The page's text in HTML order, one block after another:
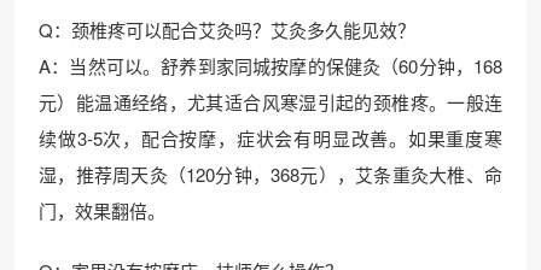
Q：颈椎疼可以配合艾灸吗？艾灸多久能见效？
A：当然可以。舒养到家同城按摩的保健灸（60分钟，168
元）能温通经络，尤其适合风寒湿引起的颈椎疼。一般连
续做3-5次，配合按摩，症状会有明显改善。如果重度寒
湿，推荐周天灸（120分钟，368元），艾条重灸大椎、命
门，效果翻倍。